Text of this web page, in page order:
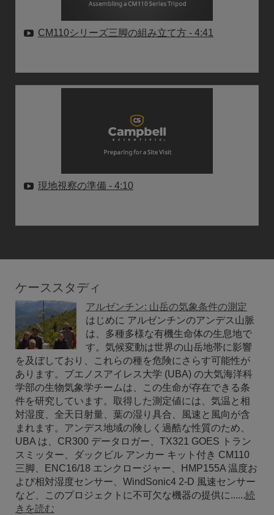
CM110シリーズ三脚の組み立て方 - 4:41
現地視察の準備 - 4:10
ケーススタディ
アルゼンチン: 山岳の気象条件の測定
はじめに アルゼンチンのアンデス山脈
は、多種多様な有機生命体の生息地で
す。気候変動は世界の山岳地帯に影響
を及ぼしており、これらの種を危険にさらす可能性が
あります。ブエノスアイレス大学 (UBA) の大気海洋科
学部の生物気象学チームは、この生命が存在できる条
件を研究しています。取得した測定値には、気温と相
対湿度、全天日射量、葉の湿り具合、風速と風向が含
まれます。アンデス地域の険しく過酷な性質のため、
UBA は、CR300 データロガー、TX321 GOES トラン
スミッター、ダックビル アンカー キット付き CM110
三脚、ENC16/18 エンクロージャー、HMP155A 温度お
よび相対湿度センサー、WindSonic4 2-D 風速センサー
など、このプロジェクトに不可欠な機器の提供に......続
きを読む